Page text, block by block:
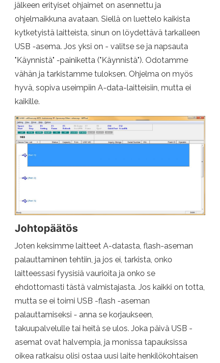
jälkeen erityiset ohjaimet on asennettu ja
ohjelmaikkuna avataan. Siellä on luettelo kaikista
kytketyistä laitteista, sinun on löydettävä tarkalleen
USB -asema. Jos yksi on - valitse se ja napsauta
"Käynnistä" -painiketta ("Käynnistä"). Odotamme
vähän ja tarkistamme tuloksen. Ohjelma on myös
hyvä, sopiva useimpiin A-data-laitteisiin, mutta ei
kaikille.
Johtopäätös
Joten keksimme laitteet A-datasta, flash-aseman
palauttaminen tehtiin, ja jos ei, tarkista, onko
laitteessasi fyysisiä vaurioita ja onko se
ehdottomasti tästä valmistajasta. Jos kaikki on totta,
mutta se ei toimi USB -flash -aseman
palauttamiseksi - anna se korjaukseen,
takuupalvelulle tai heitä se ulos. Joka päivä USB -
asemat ovat halvempia, ja monissa tapauksissa
oikea ratkaisu olisi ostaa uusi laite henkilökohtaisen